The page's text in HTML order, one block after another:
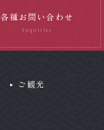
各種お問い合わせ
Inquiries
ご観光